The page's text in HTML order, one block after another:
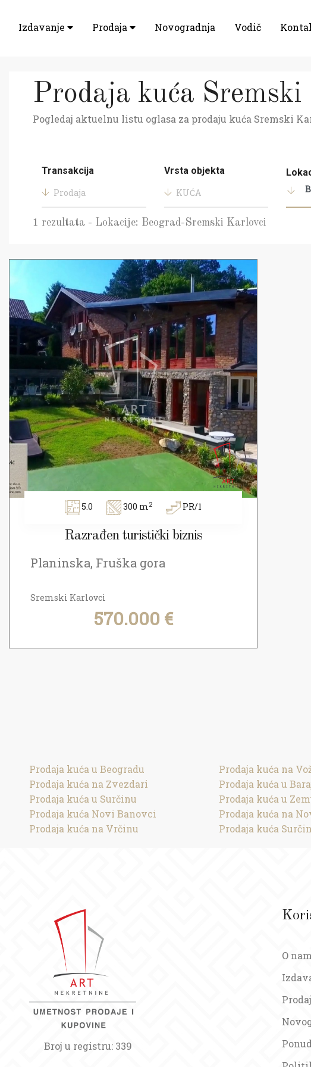
Izdavanje Prodaja Novogradnja Vodič
Prodaja kuća
Pogledaj aktuelnu listu oglasa za prodaju kuća Sremski
Transakcija
Prodaja
Vrsta objekta
KUĆA
1 rezultata - Lokacije: Beograd-Sremski Karlovci
5.0 300 m2 PR/1
Razrađen turistički biznis
Planinska, Fruška gora
Sremski Karlovci
570.000 €
Prodaja kuća u Beogradu
Prodaja kuća na Zvezdari
Prodaja kuća u Surčinu
Prodaja kuća Novi Banovci
Prodaja kuća na Vrčinu
Prodaja kuća na
Prodaja kuća u
Prodaja kuća u
Prodaja kuća na
Prodaja kuća
Broj u registru: 339
O